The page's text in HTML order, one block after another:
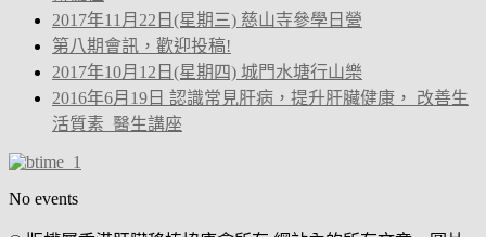
2017年11月22日(星期三) 慈山寺參學日營
第八期會訊，歡迎投稿!
2017年10月12日(星期四) 城門水塘行山樂
2016年6月19日 認識常見肝病，提升肝臟健康， 改善生
活質素_醫生講座
No events